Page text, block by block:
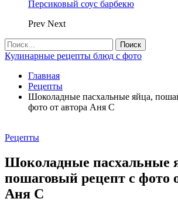
Персиковый соус барбекю
Prev Next
Кулинарные рецепты блюд с фото
Главная
Рецепты
Шоколадные пасхальные яйца,
фото от автора Аня С
Рецепты
Шоколадные пасхальные
пошаговый рецепт с фото
Аня С